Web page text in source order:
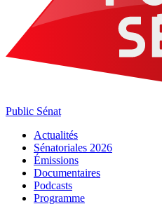
Public Sénat
Actualités
Sénatoriales 2026
Émissions
Documentaires
Podcasts
Programme